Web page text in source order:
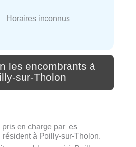
Horaires inconnus
les encombrants à
sur-Tholon
en charge par les
résident à Poilly-sur-Tholon.